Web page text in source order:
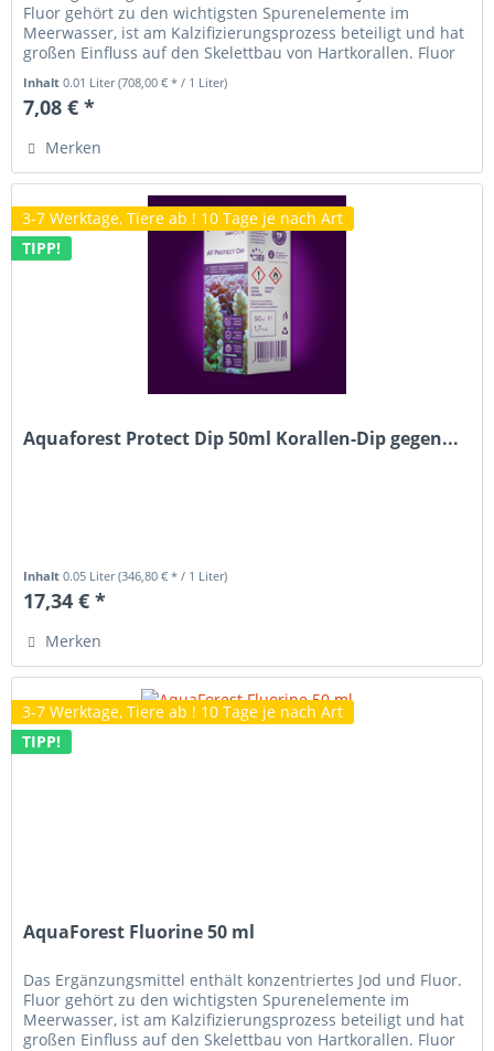
Fluor gehört zu den wichtigsten Spurenelemente im
Meerwasser, ist am Kalzifizierungsprozess beteiligt und hat
großen Einfluss auf den Skelettbau von Hartkorallen. Fluor
Inhalt0.01 Liter(708,00 € * / 1 Liter)
7,08 € *
Merken
3-7 Werktage, Tiere ab ! 10 Tage je nach Art
TIPP!
Aquaforest Protect Dip 50ml Korallen-Dip gegen...
Inhalt0.05 Liter(346,80 € * / 1 Liter)
17,34 € *
Merken
3-7 Werktage, Tiere ab ! 10 Tage je nach Art
TIPP!
AquaForest Fluorine 50 ml
Das Ergänzungsmittel enthält konzentriertes Jod und Fluor.
Fluor gehört zu den wichtigsten Spurenelemente im
Meerwasser, ist am Kalzifizierungsprozess beteiligt und hat
großen Einfluss auf den Skelettbau von Hartkorallen. Fluor